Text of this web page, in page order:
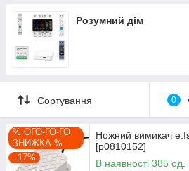
Розумний дім
Сортування 0
% ОГО-ГО-ГО
ЗНИЖКА %
–17%
Ножний вимикач
[p0810152]
В наявності 385 од.